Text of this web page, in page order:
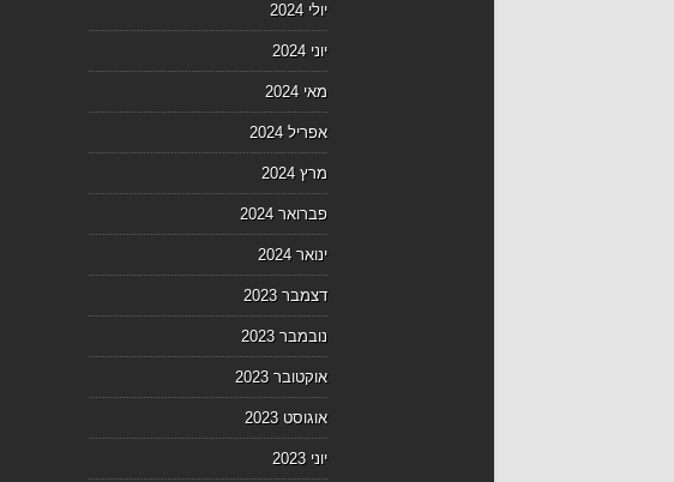
יולי 2024
יוני 2024
מאי 2024
אפריל 2024
מרץ 2024
פברואר 2024
ינואר 2024
דצמבר 2023
נובמבר 2023
אוקטובר 2023
אוגוסט 2023
יוני 2023